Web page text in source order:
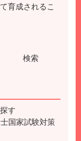
育成されるこ
検索
す
国家試験対策